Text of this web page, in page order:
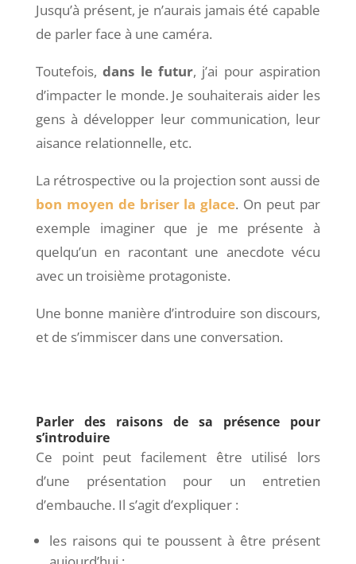
Jusqu’à présent, je n’aurais jamais été capable
de parler face à une caméra.
Toutefois, dans le futur, j’ai pour aspiration
d’impacter le monde. Je souhaiterais aider les
gens à développer leur communication, leur
aisance relationnelle, etc.
La rétrospective ou la projection sont aussi de
bon moyen de briser la glace. On peut par
exemple imaginer que je me présente à
quelqu’un en racontant une anecdote vécu
avec un troisième protagoniste.
Une bonne manière d’introduire son discours,
et de s’immiscer dans une conversation.
Parler des raisons de sa présence pour
s’introduire
Ce point peut facilement être utilisé lors
d’une présentation pour un entretien
d’embauche. Il s’agit d’expliquer :
les raisons qui te poussent à être présent